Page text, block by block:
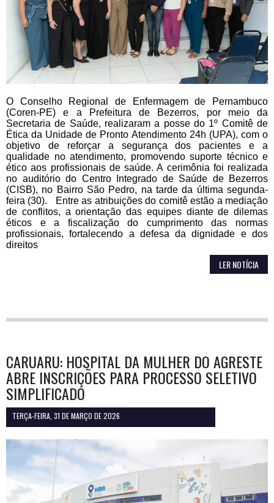
O Conselho Regional de Enfermagem de Pernambuco
(Coren-PE) e a Prefeitura de Bezerros, por meio da
Secretaria de Saúde, realizaram a posse do 1º Comitê de
Ética da Unidade de Pronto Atendimento 24h (UPA), com o
objetivo de reforçar a segurança dos pacientes e a
qualidade no atendimento, promovendo suporte técnico e
ético aos profissionais de saúde. A cerimônia foi realizada
no auditório do Centro Integrado de Saúde de Bezerros
(CISB), no Bairro São Pedro, na tarde da última segunda-
feira (30). Entre as atribuições do comitê estão a mediação
de conflitos, a orientação das equipes diante de dilemas
éticos e a fiscalização do cumprimento das normas
profissionais, fortalecendo a defesa da dignidade e dos
direitos
LER NOTÍCIA
CARUARU: HOSPITAL DA MULHER DO AGRESTE
ABRE INSCRIÇÕES PARA PROCESSO SELETIVO
SIMPLIFICADO
TERÇA-FEIRA, 31 DE MARÇO DE 2026